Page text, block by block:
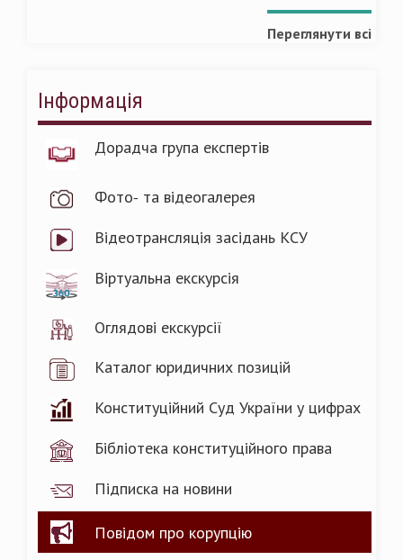
Переглянути всі
Інформація
Дорадча група експертів
Фото- та відеогалерея
Відеотрансляція засідань КСУ
Віртуальна екскурсія
Оглядові екскурсії
Каталог юридичних позицій
Конституційний Суд України у цифрах
Бібліотека конституційного права
Підписка на новини
Повідом про корупцію